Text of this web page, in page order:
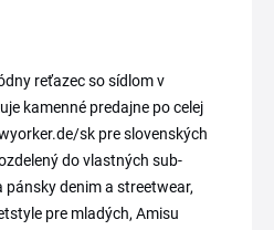
reťazec so sídlom v
kamenné predajne po celej
sk pre slovenských
do vlastných sub-
denim a streetwear,
pre mladých, Amisu